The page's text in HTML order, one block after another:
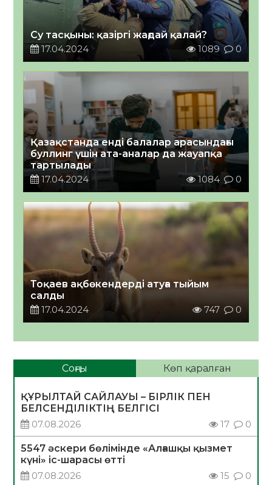
Су тасқыны: қазіргі жағдай қалай?
17.04.2024
1089 0
Қазақстанда енді балалар арасындағы
буллинг үшін ата-аналар да жауапқа
тартылады
17.04.2024
1084 0
Тоқаев ақбөкендерді атуға тыйым
салды
17.04.2024
747 0
Соңғы Көп қаралған
ҚҰРЫЛТАЙ САЙЛАУЫ – БІРЛІК ПЕН
БЕЛСЕНДІЛІКТІҢ БЕЛГІСІ
07.08.2026
17 0
5547 әскери бөлімінде «Алғашқы қызмет
күні» іс-шарасы өтті
07.08.2026
15 0